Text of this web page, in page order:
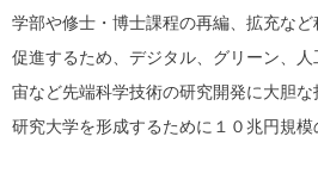
学部や修士・博士課程の再編、拡充な
促進するため、デジタル、グリーン、
宙など先端科学技術の研究開発に大胆
研究大学を形成するために１０兆円規模